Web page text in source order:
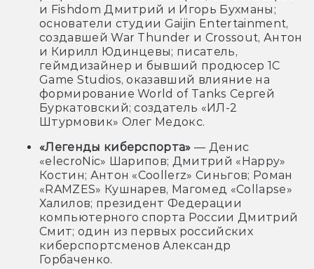
и Fishdom Дмитрий и Игорь Бухманы;
основатели студии Gaijin Entertainment,
создавшей War Thunder и Crossout, Антон
и Кирилл Юдинцевы; писатель,
геймдизайнер и бывший продюсер 1C
Game Studios, оказавший влияние на
формирование World of Tanks Сергей
Буркатовский; создатель «ИЛ-2
Штурмовик» Олег Медокс.
«Легенды киберспорта» — Денис
«elecroNic» Шарипов; Дмитрий «Happy»
Костин; Антон «Coollerz» Синьгов; Роман
«RAMZES» Кушнарев, Магомед «Collapse»
Халилов; президент Федерации
компьютерного спорта России Дмитрий
Смит; один из первых российских
киберспортсменов Александр
Горбаченко.